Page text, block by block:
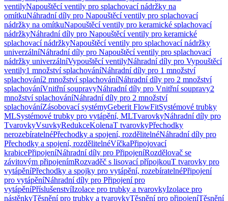
ventilyNapouštěcí ventily pro splachovací nádržky na
omítkuNáhradní díly pro Napouštěcí ventily pro splachovací
nádržky na omítkuNapouštěcí ventily pro keramické splachovací
nádržkyNáhradní díly pro Napouštěcí ventily pro keramické
splachovací nádržkyNapouštěcí ventily pro splachovací nádržky
univerzálníNáhradní díly pro Napouštěcí ventily pro splachovací
nádržky univerzálníVypouštěcí ventilyNáhradní díly pro Vypouštěcí
ventily1 množství splachováníNáhradní díly pro 1 množství
splachování2 množství splachováníNáhradní díly pro 2 množství
splachováníVnitřní soupravyNáhradní díly pro Vnitřní soupravy2
množství splachováníNáhradní díly pro 2 množství
splachováníZásobovací systémyGeberit FlowFitSystémové trubky
MLSystémové trubky pro vytápění, MLTvarovkyNáhradní díly pro
TvarovkyVsuvkyRedukceKolenaT tvarovkyPřechodky
nerozebíratelnéPřechodky a spojení, rozdělitelnéNáhradní díly pro
Přechodky a spojení, rozdělitelnéVíčkaPřipojovací
krabicePřipojeníNáhradní díly pro PřipojeníRozdělovač se
závitovým připojenímRozvaděč s lisovací přípojkouT tvarovky pro
vytápěníPřechodky a spojky pro vytápění, rozebíratelnéPřipojení
pro vytápěníNáhradní díly pro Připojení pro
vytápěníPříslušenstvíIzolace pro trubky a tvarovkyIzolace pro
nástěnkyTěsnění pro trubky a tvarovkyTěsnění pro připojeníTěsnění